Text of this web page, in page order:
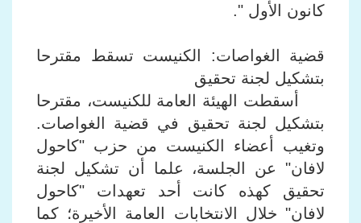
كانون الأول ".
قضية الغواصات: الكنيست تسقط مقترحا
بتشكيل لجنة تحقيق
أسقطت الهيئة العامة للكنيست، مقترحا
بتشكيل لجنة تحقيق في قضية الغواصات.
وتغيب أعضاء الكنيست من حزب "كاحول
لافان" عن الجلسة، علما أن تشكيل لجنة
تحقيق كهذه كانت أحد تعهدات "كاحول
لافان" خلال الانتخابات العامة الأخيرة؛ كما